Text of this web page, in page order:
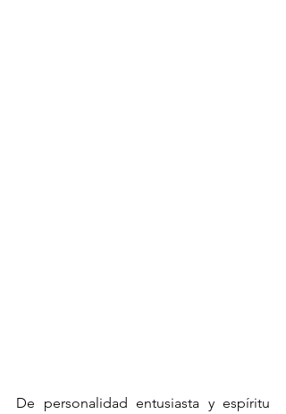
De personalidad entusiasta y espíritu